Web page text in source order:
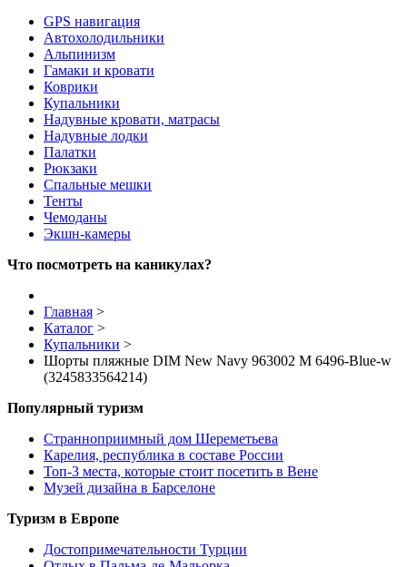
GPS навигация
Автохолодильники
Альпинизм
Гамаки и кровати
Коврики
Купальники
Надувные кровати, матрасы
Надувные лодки
Палатки
Рюкзаки
Спальные мешки
Тенты
Чемоданы
Экшн-камеры
Что посмотреть на каникулах?
Главная >
Каталог >
Купальники >
Шорты пляжные DIM New Navy 963002 M 6496-Blue-w
(3245833564214)
Популярный туризм
Странноприимный дом Шереметьева
Карелия, республика в составе России
Топ-3 места, которые стоит посетить в Вене
Музей дизайна в Барселоне
Туризм в Европе
Достопримечательности Турции